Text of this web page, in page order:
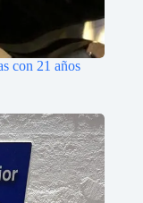
con 21 años